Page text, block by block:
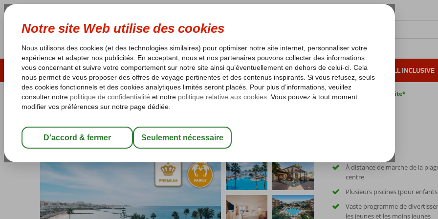
ÉTÉ 2026 LAST MINUTES SOLEIL D'HIVER VACANCES AU SOLEIL ALL INCLUSIVE
Les garanties de vacances Garantie du prix le plus bas* Pas de surcharge carburant Annulation gratuite*
Iberostar Selection Anthelia
À distance de marche de la
centre
Plusieurs piscines (pour
Vaste programme de
les jeunes et les moins jeunes